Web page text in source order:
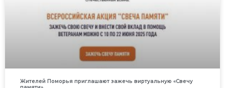
Жителей Поморья приглашают зажечь виртуальную «Свечу